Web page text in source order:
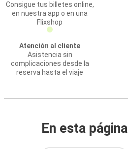
Consigue tus billetes online,
en nuestra app o en una
Flixshop
Atención al cliente
Asistencia sin
complicaciones desde la
reserva hasta el viaje
En esta página